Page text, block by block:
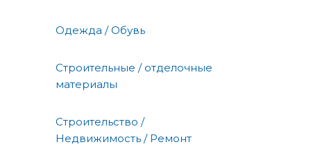
Одежда / Обувь
Строительные / отделочные
материалы
Строительство /
Недвижимость / Ремонт